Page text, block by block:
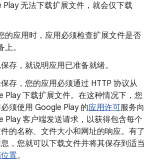
Play 无法下载扩展文件，就会仅下载
的应用时，应用必须检查扩展文件是否
。
存，就说明应用已准备就绪。
存，您的应用必须通过 HTTP 协议从
Play 下载扩展文件。在这种情况下，您
须使用 Google Play 的应用许可服务向
Play 客户端发送请求，以获得包含每个
的名称、文件大小和网址的响应。有了
，您就可以下载文件并将其保存到适当
置。